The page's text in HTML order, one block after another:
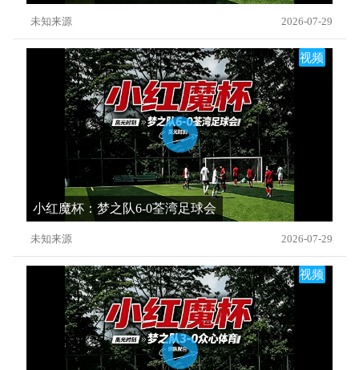
未知来源 2026-07-29
视频
小红魔杯：梦之队6-0荃湾足球会
未知来源 2026-07-29
视频